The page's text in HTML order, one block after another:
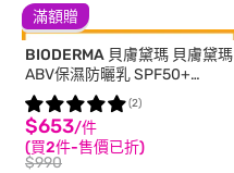
滿額贈
BIODERMA 貝膚黛瑪 貝膚黛瑪
ABV保濕防曬乳 SPF50+
PA++++ 40ml
$653/件
(買2件-售價已折)
$990
(2)